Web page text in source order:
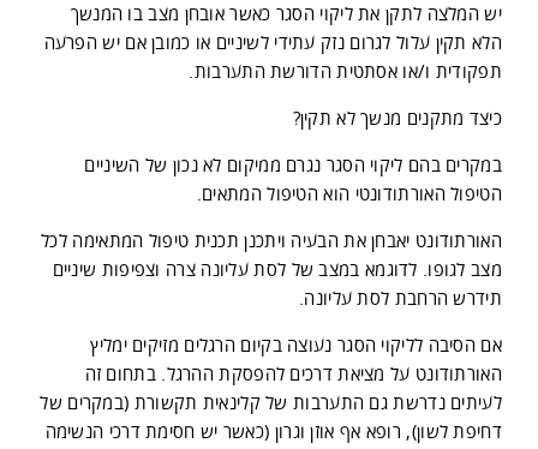
יש המלצה לתקן את ליקוי הסגר כאשר אובחן מצב בו המנשך
הלא תקין עלול לגרום נזק עתידי לשיניים או כמובן אם יש הפרעה
תפקודית ו/או אסתטית הדורשת התערבות.
כיצד מתקנים מנשך לא תקין?
במקרים בהם ליקוי הסגר נגרם ממיקום לא נכון של השיניים
הטיפול האורתודונטי הוא הטיפול המתאים.
האורתודונט יאבחן את הבעיה ויתכנן תכנית טיפול המתאימה לכל
מצב לגופו. לדוגמא במצב של לסת עליונה צרה וצפיפות שיניים
תידרש הרחבת לסת עליונה.
אם הסיבה לליקוי הסגר נעוצה בקיום הרגלים מזיקים ימליץ
האורתודונט על מציאת דרכים להפסקת ההרגל. בתחום זה
לעיתים נדרשת גם התערבות של קלינאית תקשורת (במקרים של
דחיפת לשון), רופא אף אוזן וגרון (כאשר יש חסימת דרכי הנשימה